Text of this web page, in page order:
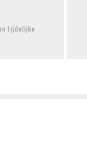
tijdelijke